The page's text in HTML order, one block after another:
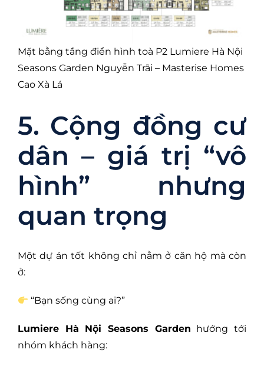
Mặt bằng tầng điển hình toà P2 Lumiere Hà Nội
Seasons Garden Nguyễn Trãi – Masterise Homes
Cao Xà Lá
5. Cộng đồng cư
dân – giá trị “vô
hình” nhưng
quan trọng
Một dự án tốt không chỉ nằm ở căn hộ mà còn
ở:
“Bạn sống cùng ai?”
Lumiere Hà Nội Seasons Garden hướng tới
nhóm khách hàng: